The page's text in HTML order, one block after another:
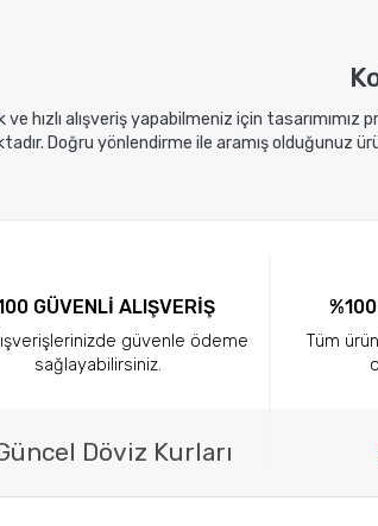
ve hızlı alışveriş yapabilmeniz için
Doğru yönlendirme ile aramış olduğunuz
GÜVENLİ ALIŞVERİŞ
güvenle ödeme
sağlayabilirsiniz.
Tüm
Döviz Kurları